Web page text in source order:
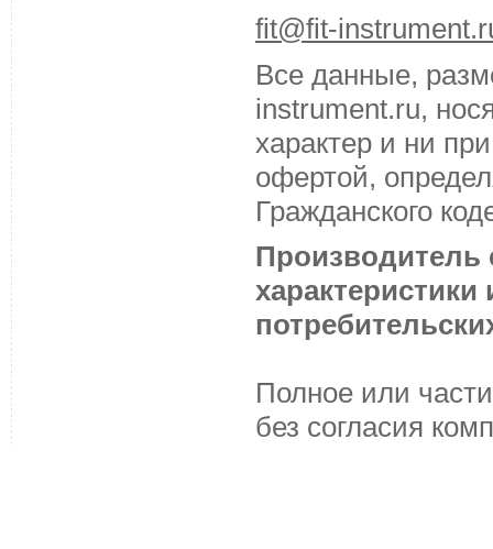
fit@fit-
Все данные,
instrument.ru,
характер и ни
офертой,
Гражданского
Производитель
Полное или
без согласия